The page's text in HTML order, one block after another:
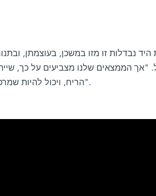
"אך הממצאים שלנו מצביעים על כך,
הריח, ויכול להיות שמרכיב זה היה גורם חשוב בהתפתחותה של התנהגות זו".